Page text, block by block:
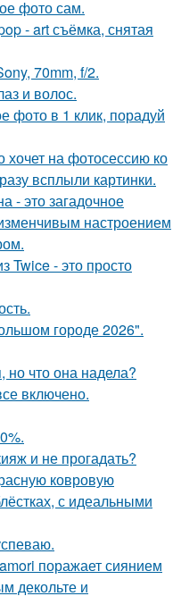
фото сам.
- art съёмка, снятая
70mm, f/2.
и волос.
фото в 1 клик, порадуй
хочет на фотосессию ко
всплыли картинки.
- это загадочное
настроением
Twice - это просто
городе 2026".
что она надела?
включено.
и не прогадать?
ковровую
с идеальными
поражает сиянием
декольте и